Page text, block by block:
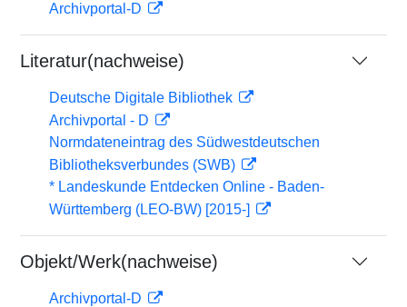
Archivportal-D
Literatur(nachweise)
Deutsche Digitale Bibliothek
Archivportal - D
Normdateneintrag des Südwestdeutschen
Bibliotheksverbundes (SWB)
* Landeskunde Entdecken Online - Baden-
Württemberg (LEO-BW) [2015-]
Objekt/Werk(nachweise)
Archivportal-D